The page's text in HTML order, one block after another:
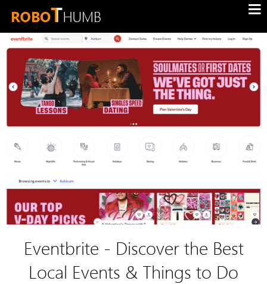
Eventbrite - Discover the Best
Local Events & Things to Do